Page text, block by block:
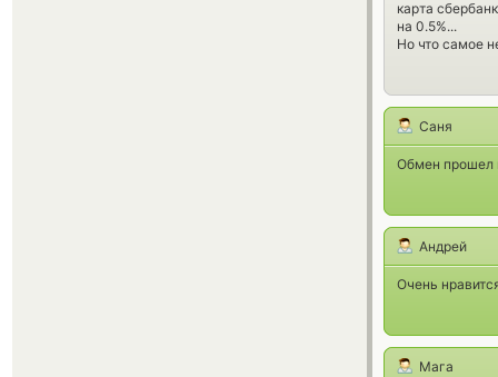
карта
на 0.5%...
Но что самое
Саня
Обмен прошел
Андрей
Очень
Мага